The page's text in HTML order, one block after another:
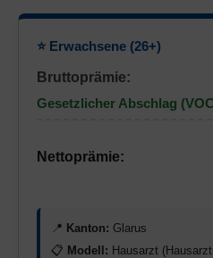
⭐ Erwachsene (26+)
Bruttoprämie:
Gesetzlicher Abschlag
Nettoprämie:
📍 Kanton: Glarus
📋 Modell: Hausarzt